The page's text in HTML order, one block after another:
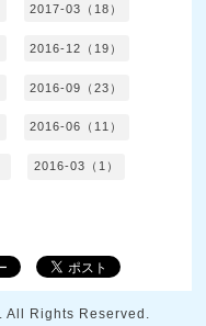
2017-03（18）
2016-12（19）
2016-09（23）
2016-06（11）
2016-03（1）
. All Rights Reserved.